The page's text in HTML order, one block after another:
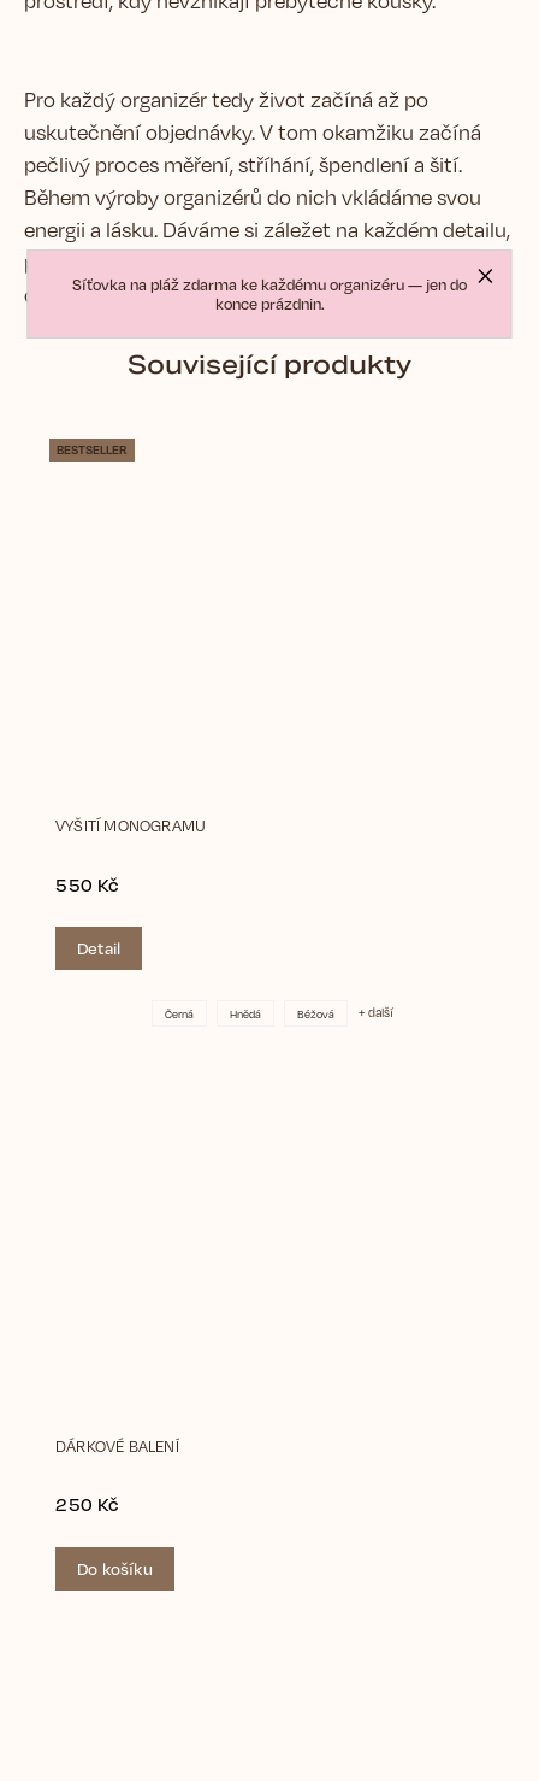
Síťovka na pláž zdarma ke každému organizéru — jen do
konce prázdnin.
Pro každý organizér tedy život začíná až po
uskutečnění objednávky. V tom okamžiku začíná
pečlivý proces měření, stříhání, špendlení a šití.
Během výroby organizérů do nich vkládáme svou
energii a lásku. Dáváme si záležet na každém detailu,
proto může trvat až 14 dní, než se balíček s Vaším
organizérem vydá na cestu k Vám.
Související produkty
BESTSELLER
VYŠITÍ MONOGRAMU
550 Kč
Detail
Černá Hnědá Béžová + další
DÁRKOVÉ BALENÍ
250 Kč
Do košíku